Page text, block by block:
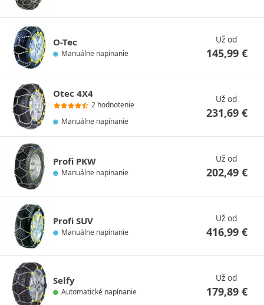
O-Tec
Manuálne napínanie
Už od
145,99 €
Otec 4X4
2 hodnotenie
Manuálne napínanie
Už od
231,69 €
Profi PKW
Manuálne napínanie
Už od
202,49 €
Profi SUV
Manuálne napínanie
Už od
416,99 €
Selfy
Automatické napínanie
Už od
179,89 €